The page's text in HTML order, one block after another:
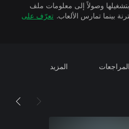
وصولاً إلى معلومات ملف
تعرّف على
المراجعات المزيد